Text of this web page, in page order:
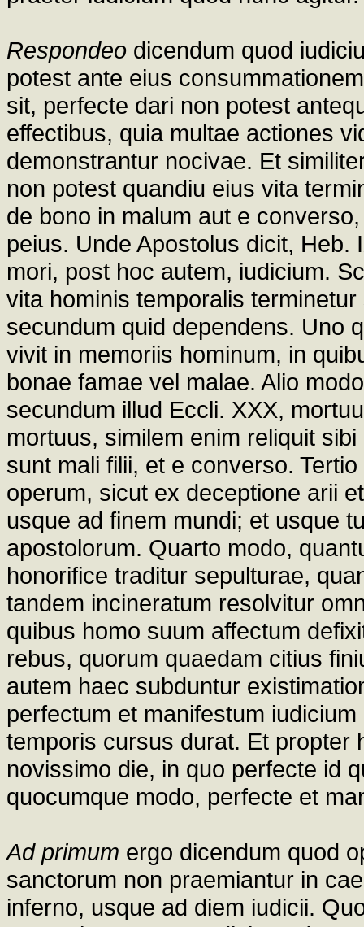
Respondeo dicendum quod
potest ante eius
sit, perfecte dari non potest
effectibus, quia multae actiones
demonstrantur nocivae. Et
non potest quandiu eius vita
de bono in malum aut e
peius. Unde Apostolus dicit,
mori, post hoc autem, iudicium.
vita hominis temporalis
secundum quid dependens. Uno
vivit in memoriis hominum, in
bonae famae vel malae. Alio
secundum illud Eccli. XXX,
mortuus, similem enim reliquit
sunt mali filii, et e converso.
operum, sicut ex deceptione arii
usque ad finem mundi; et usque
apostolorum. Quarto modo,
honorifice traditur sepulturae,
tandem incineratum resolvitur
quibus homo suum affectum
rebus, quorum quaedam citius
autem haec subduntur
perfectum et manifestum
temporis cursus durat. Et propter
novissimo die, in quo perfecte id
quocumque modo, perfecte et
Ad primum ergo dicendum quod
sanctorum non praemiantur in
inferno, usque ad diem iudicii.